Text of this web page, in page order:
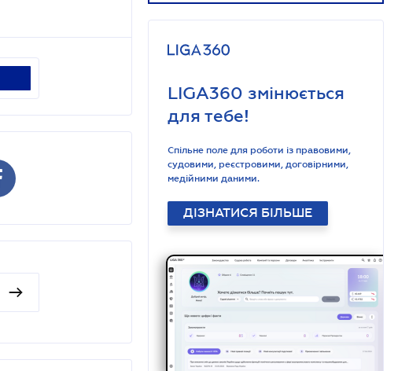
LIGA360 змінюється
для тебе!
Спільне поле для роботи із правовими,
судовими, реєстровими, договірними,
медійними даними.
ДІЗНАТИСЯ БІЛЬШЕ